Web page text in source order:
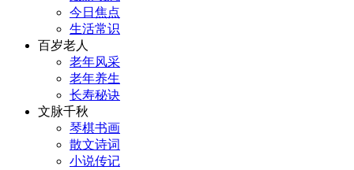
今日焦点
生活常识
百岁老人
老年风采
老年养生
长寿秘诀
文脉千秋
琴棋书画
散文诗词
小说传记